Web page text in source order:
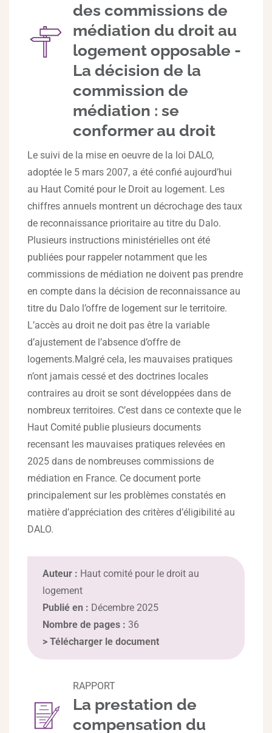
des commissions de
médiation du droit au
logement opposable -
La décision de la
commission de
médiation : se
conformer au droit
Le suivi de la mise en oeuvre de la loi DALO,
adoptée le 5 mars 2007, a été confié aujourd’hui
au Haut Comité pour le Droit au logement. Les
chiffres annuels montrent un décrochage des taux
de reconnaissance prioritaire au titre du Dalo.
Plusieurs instructions ministérielles ont été
publiées pour rappeler notamment que les
commissions de médiation ne doivent pas prendre
en compte dans la décision de reconnaissance au
titre du Dalo l’offre de logement sur le territoire.
L’accès au droit ne doit pas être la variable
d’ajustement de l’absence d’offre de
logements.Malgré cela, les mauvaises pratiques
n’ont jamais cessé et des doctrines locales
contraires au droit se sont développées dans de
nombreux territoires. C’est dans ce contexte que le
Haut Comité publie plusieurs documents
recensant les mauvaises pratiques relevées en
2025 dans de nombreuses commissions de
médiation en France. Ce document porte
principalement sur les problèmes constatés en
matière d’appréciation des critères d’éligibilité au
DALO.
Auteur : Haut comité pour le droit au
logement
Publié en : Décembre 2025
Nombre de pages : 36
> Télécharger le document
RAPPORT
La prestation de
compensation du